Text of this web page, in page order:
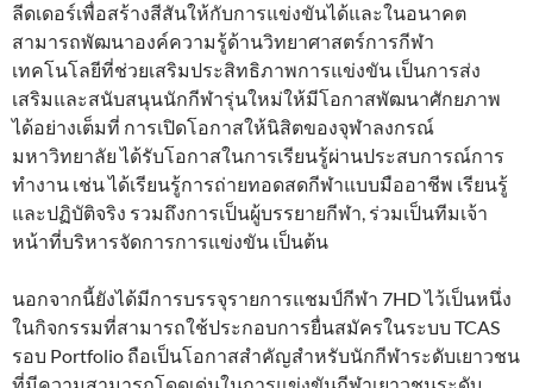
ลีดเดอร์เพื่อสร้างสีสันให้กับการแข่งขันได้และในอนาคต
สามารถพัฒนาองค์ความรู้ด้านวิทยาศาสตร์การกีฬา
เทคโนโลยีที่ช่วยเสริมประสิทธิภาพการแข่งขัน เป็นการส่ง
เสริมและสนับสนุนนักกีฬารุ่นใหม่ให้มีโอกาสพัฒนาศักยภาพ
ได้อย่างเต็มที่ การเปิดโอกาสให้นิสิตของจุฬาลงกรณ์
มหาวิทยาลัย ได้รับโอกาสในการเรียนรู้ผ่านประสบการณ์การ
ทำงาน เช่น ได้เรียนรู้การถ่ายทอดสดกีฬาแบบมืออาชีพ เรียนรู้
และปฏิบัติจริง รวมถึงการเป็นผู้บรรยายกีฬา, ร่วมเป็นทีมเจ้า
หน้าที่บริหารจัดการการแข่งขัน เป็นต้น
นอกจากนี้ยังได้มีการบรรจุรายการแชมป์กีฬา 7HD ไว้เป็นหนึ่ง
ในกิจกรรมที่สามารถใช้ประกอบการยื่นสมัครในระบบ TCAS
รอบ Portfolio ถือเป็นโอกาสสำคัญสำหรับนักกีฬาระดับเยาวชน